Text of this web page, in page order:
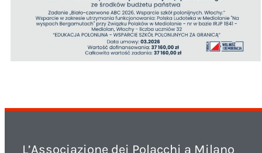
L’Associazione dei Polacchi a Milano